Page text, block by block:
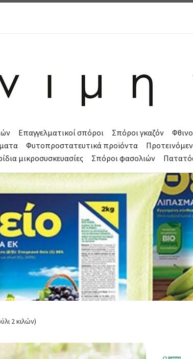
Επαγγελματικοί σπόροι Σπόροι γκαζόν
Φυτοπροστατευτικά προϊόντα
μικροσυσκευασίες Σπόροι φασολιών
2 κιλών)